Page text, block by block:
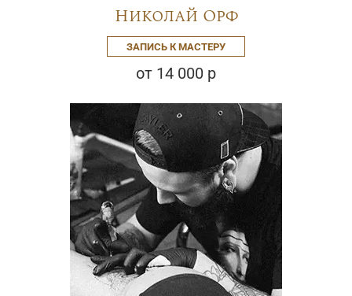
Николай Орф
ЗАПИСЬ К МАСТЕРУ
от 14 000 р